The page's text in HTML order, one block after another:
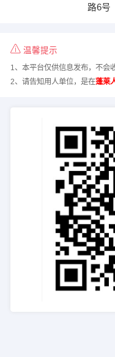
路6号
温馨提示
1、本平台仅供信息发布，不会
2、请告知用人单位，是在蓬莱